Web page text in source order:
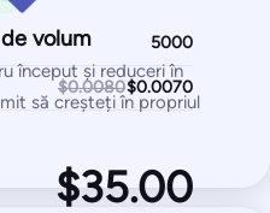
$0.0080
250
de testare
monitorizate
gratuit
acceptate
volum
început și reduceri în
să creșteți în propriul